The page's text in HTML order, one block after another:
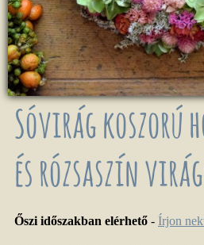
Sóvirág koszorú
és rózsaszín
Őszi időszakban elérhető - Írjon